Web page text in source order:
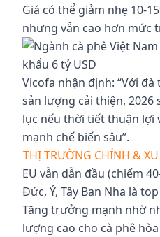
Giá có thể giảm nhẹ 10-
nhưng vẫn cao hơn mức
Vicofa nhận định: “Với
sản lượng cải thiện, 2026
lục nếu thời tiết thuận lợi
mạnh chế biến sâu”.
THỊ TRƯỜNG CHÍNH &
EU vẫn dẫn đầu (chiếm
Đức, Ý, Tây Ban Nha là top
Tăng trưởng mạnh nhờ
lượng cao cho cà phê